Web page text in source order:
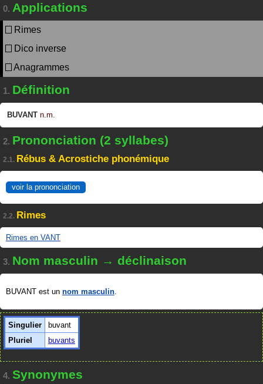
0. Applications
Rimes
Dico inverse
Anagrammes
1. Définition
BUVANT n.m.
2. Prononciation (2 syllabes)
2.1. Rébus & Acrostiche phonémique
voir la prononciation
2.2. Rimes
Rimes en VANT
3. Nom masculin → déclinaison
BUVANT est un nom masculin.
Singulier
buvant
Pluriel
buvants
4. Synonymes